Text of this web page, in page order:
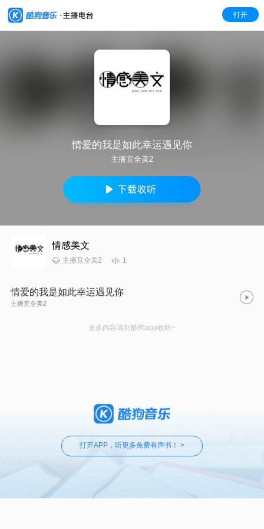
打开
情爱的我是如此幸运遇见你
主播宜全美2
情感美文
主播宜全美2 1
情爱的我是如此幸运遇见你
主播宜全美2
更多内容请到酷狗app收听~
打开APP，听更多免费有声书！ >